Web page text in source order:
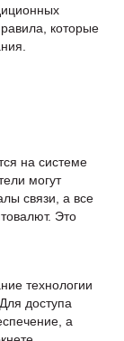
которые
на системе
могут
связи, а все
Это
технологии
доступа
а